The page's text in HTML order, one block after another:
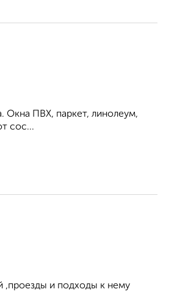
Окна ПВХ, паркет, линолеум,
сос...
и подходы к нему